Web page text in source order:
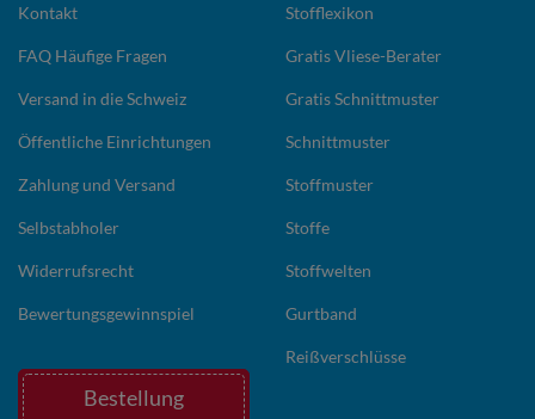
Kontakt
FAQ Häufige Fragen
Versand in die Schweiz
Öffentliche Einrichtungen
Zahlung und Versand
Selbstabholer
Widerrufsrecht
Bewertungsgewinnspiel
Bestellung
Stofflexikon
Gratis Vliese-Berater
Gratis Schnittmuster
Schnittmuster
Stoffmuster
Stoffe
Stoffwelten
Gurtband
Reißverschlüsse